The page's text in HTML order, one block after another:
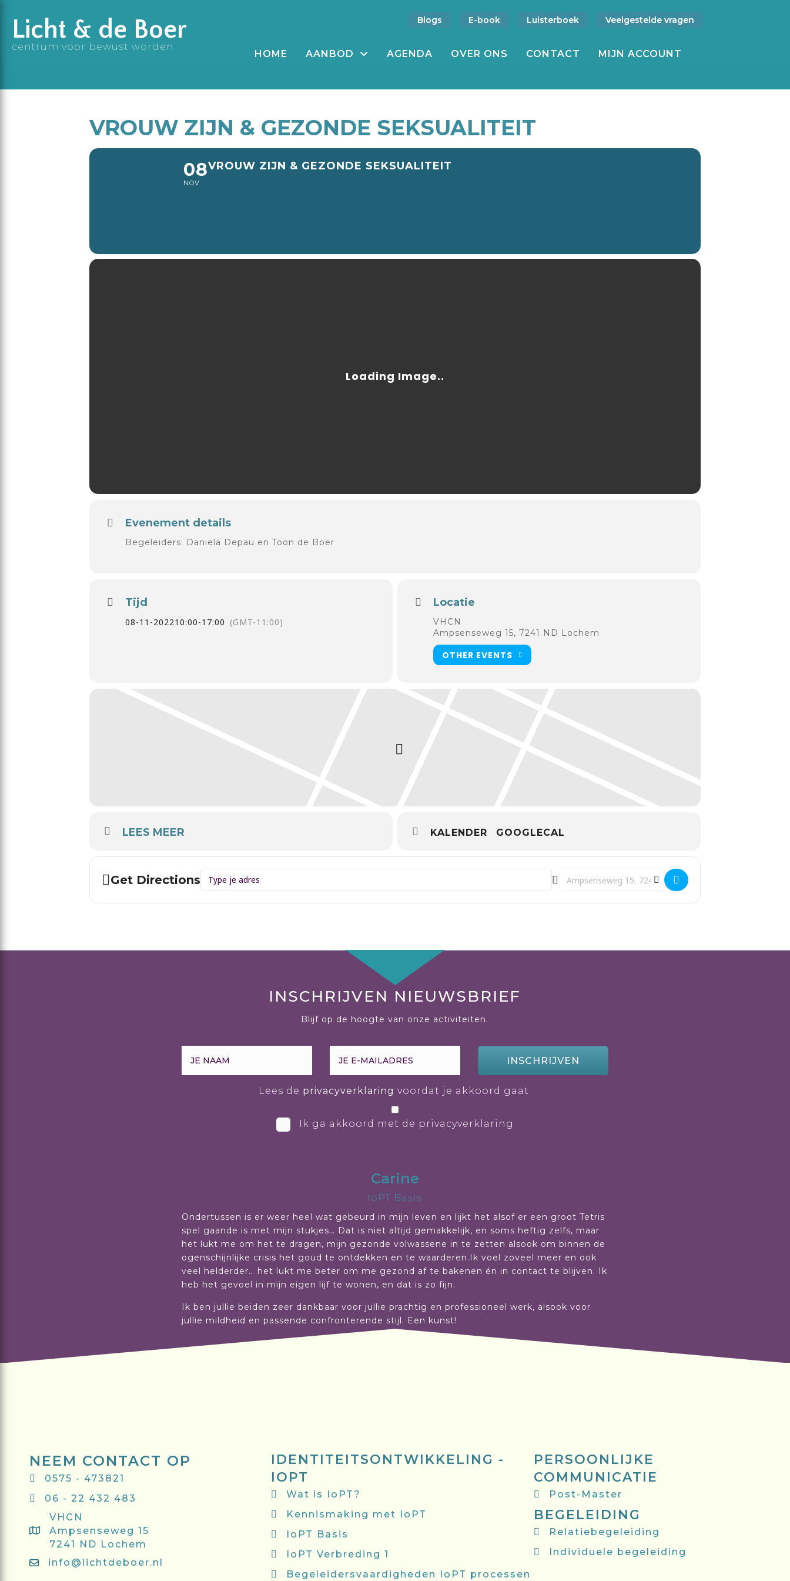
Licht & de Boer
centrum voor bewust worden
Blogs E-book Luisterboek Veelgestelde vragen
HOME AANBOD AGENDA OVER ONS CONTACT MIJN ACCOUNT
VROUW ZIJN & GEZONDE SEKSUALITEIT
08
NOV
VROUW ZIJN & GEZONDE SEKSUALITEIT
Evenement details
Begeleiders: Daniela Depau en Toon de Boer
Tijd
08-11-202210:00-17:00 (GMT-11:00)
Locatie
VHCN
Ampsenseweg 15, 7241 ND Lochem
OTHER EVENTS
LEES MEER KALENDER GOOGLECAL
Get Directions Address - Vrouw Zijn & Gezonde Seksualiteit [] Destination Address - Vrouw Zijn & Gezonde
INSCHRIJVEN NIEUWSBRIEF
Blijf op de hoogte van onze activiteiten.
INSCHRIJVEN
Lees de privacyverklaring voordat je akkoord gaat.
Ik ga akkoord met de privacyverklaring
Carine
IoPT Basis
Ondertussen is er weer heel wat gebeurd in mijn leven en lijkt het alsof er een groot Tetris
spel gaande is met mijn stukjes… Dat is niet altijd gemakkelijk, en soms heftig zelfs, maar
het lukt me om het te dragen, mijn gezonde volwassene in te zetten alsook om binnen de
ogenschijnlijke crisis het goud te ontdekken en te waarderen.Ik voel zoveel meer en ook
veel helderder… het lukt me beter om me gezond af te bakenen én in contact te blijven. Ik
heb het gevoel in mijn eigen lijf te wonen, en dat is zo fijn.
Ik ben jullie beiden zeer dankbaar voor jullie prachtig en professioneel werk, alsook voor
jullie mildheid en passende confronterende stijl. Een kunst!
NEEM CONTACT OP
0575 - 473821
06 - 22 432 483
VHCN
Ampsenseweg 15
7241 ND Lochem
info@lichtdeboer.nl
IDENTITEITSONTWIKKELING -
IOPT
Wat is IoPT?
Kennismaking met IoPT
IoPT Basis
IoPT Verbreding 1
Begeleidersvaardigheden IoPT processen
PERSOONLIJKE
COMMUNICATIE
Post-Master
BEGELEIDING
Relatiebegeleiding
Individuele begeleiding